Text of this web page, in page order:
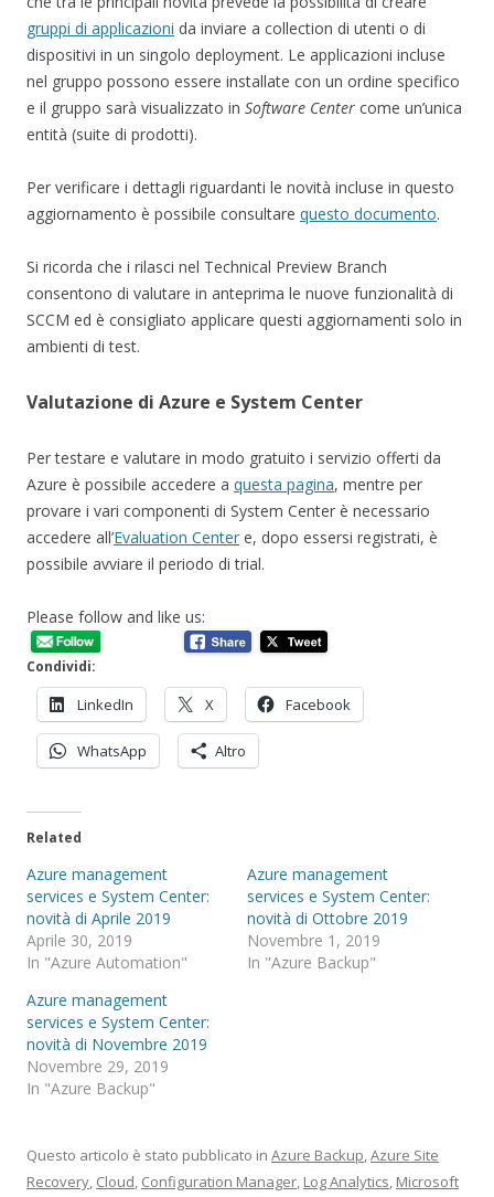
gruppi di applicazioni da inviare a collection di utenti o di
dispositivi in un singolo deployment. Le applicazioni incluse
nel gruppo possono essere installate con un ordine specifico
e il gruppo sarà visualizzato in Software Center come un’unica
entità (suite di prodotti).
Per verificare i dettagli riguardanti le novità incluse in questo
aggiornamento è possibile consultare questo documento.
Si ricorda che i rilasci nel Technical Preview Branch
consentono di valutare in anteprima le nuove funzionalità di
SCCM ed è consigliato applicare questi aggiornamenti solo in
ambienti di test.
Valutazione di Azure e System Center
Per testare e valutare in modo gratuito i servizio offerti da
Azure è possibile accedere a questa pagina, mentre per
provare i vari componenti di System Center è necessario
accedere all’Evaluation Center e, dopo essersi registrati, è
possibile avviare il periodo di trial.
Please follow and like us:
Condividi:
LinkedIn X Facebook
WhatsApp Altro
Related
Azure management
services e System Center:
novità di Aprile 2019
Aprile 30, 2019
In "Azure Automation"
Azure management
services e System Center:
novità di Ottobre 2019
Novembre 1, 2019
In "Azure Backup"
Azure management
services e System Center:
novità di Novembre 2019
Novembre 29, 2019
In "Azure Backup"
Questo articolo è stato pubblicato in Azure Backup,Azure Site
Recovery, Cloud, Configuration Manager, Log Analytics, Microsoft